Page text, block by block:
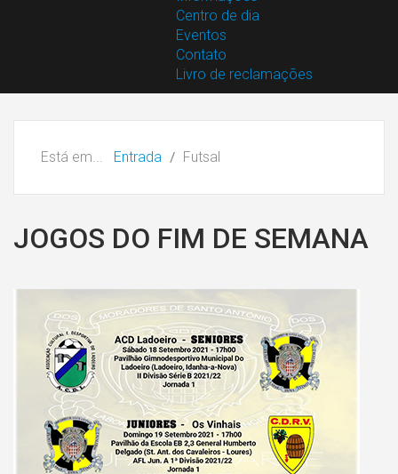
Centro de dia
Eventos
Contato
Livro de reclamações
Está em... Entrada Futsal
JOGOS DO FIM DE SEMANA